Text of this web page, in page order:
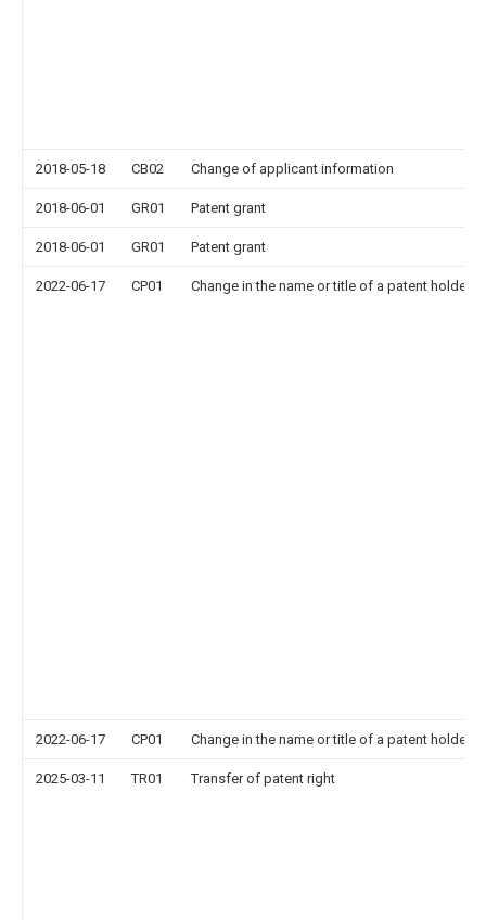
2018-05-18 CB02 Change of applicant information
2018-06-01 GR01 Patent grant
2018-06-01 GR01 Patent grant
2022-06-17 CP01 Change in the name or title of a patent holder
2022-06-17 CP01 Change in the name or title of a patent holder
2025-03-11 TR01 Transfer of patent right